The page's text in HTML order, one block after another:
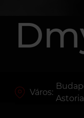
Város:
Astoria